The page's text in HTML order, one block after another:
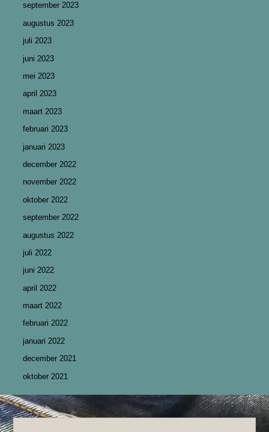
september 2023
augustus 2023
juli 2023
juni 2023
mei 2023
april 2023
maart 2023
februari 2023
januari 2023
december 2022
november 2022
oktober 2022
september 2022
augustus 2022
juli 2022
juni 2022
april 2022
maart 2022
februari 2022
januari 2022
december 2021
oktober 2021